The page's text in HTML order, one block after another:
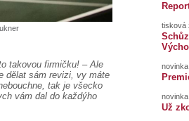
takovou firmičku! – Ale
dělat sám revizi, vy máte
tak je všecko
vám dal do každýho
tisková
Už